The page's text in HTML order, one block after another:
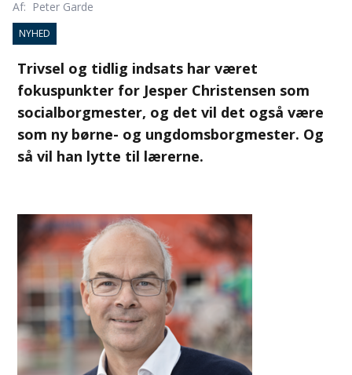
Af: Peter Garde
NYHED
Trivsel og tidlig indsats har været
fokuspunkter for Jesper Christensen som
socialborgmester, og det vil det også være
som ny børne- og ungdomsborgmester. Og
så vil han lytte til lærerne.